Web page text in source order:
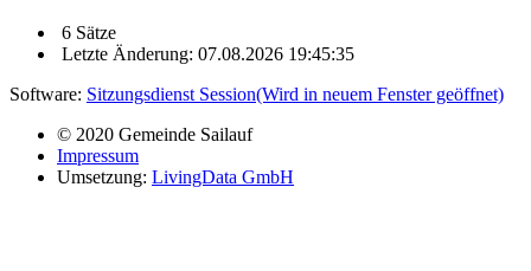
6 Sätze
Letzte Änderung: 07.08.2026 19:45:35
Software: Sitzungsdienst Session(Wird in neuem Fenster geöffnet)
© 2020 Gemeinde Sailauf
Impressum
Umsetzung: LivingData GmbH